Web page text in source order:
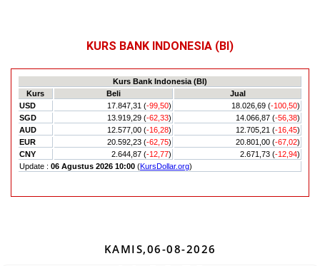
KURS BANK INDONESIA (BI)
KAMIS,06-08-2026